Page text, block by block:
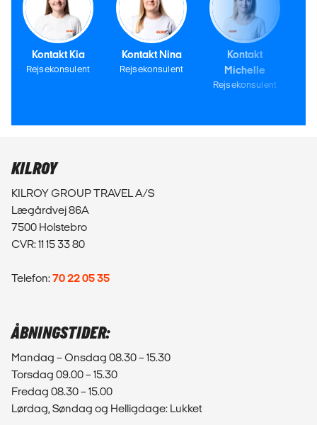
Kontakt Kia
Rejsekonsulent
Kontakt Nina
Rejsekonsulent
Kontakt
Michelle
Rejsekonsulent
KILROY
KILROY GROUP TRAVEL A/S
Lægårdvej 86A
7500 Holstebro
CVR: 11 15 33 80
Telefon:70 22 05 35
ÅBNINGSTIDER:
Mandag – Onsdag 08.30 – 15.30
Torsdag 09.00 – 15.30
Fredag 08.30 – 15.00
Lørdag, Søndag og Helligdage: Lukket